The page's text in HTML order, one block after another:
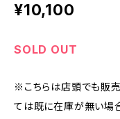
¥10,100
SOLD OUT
※こちらは店頭でも販売
ては既に在庫が無い場